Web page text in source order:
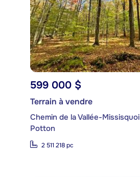
599 000 $
Terrain à vendre
Chemin de la Vallée-Missisquoi
Potton
2 511 218 pc